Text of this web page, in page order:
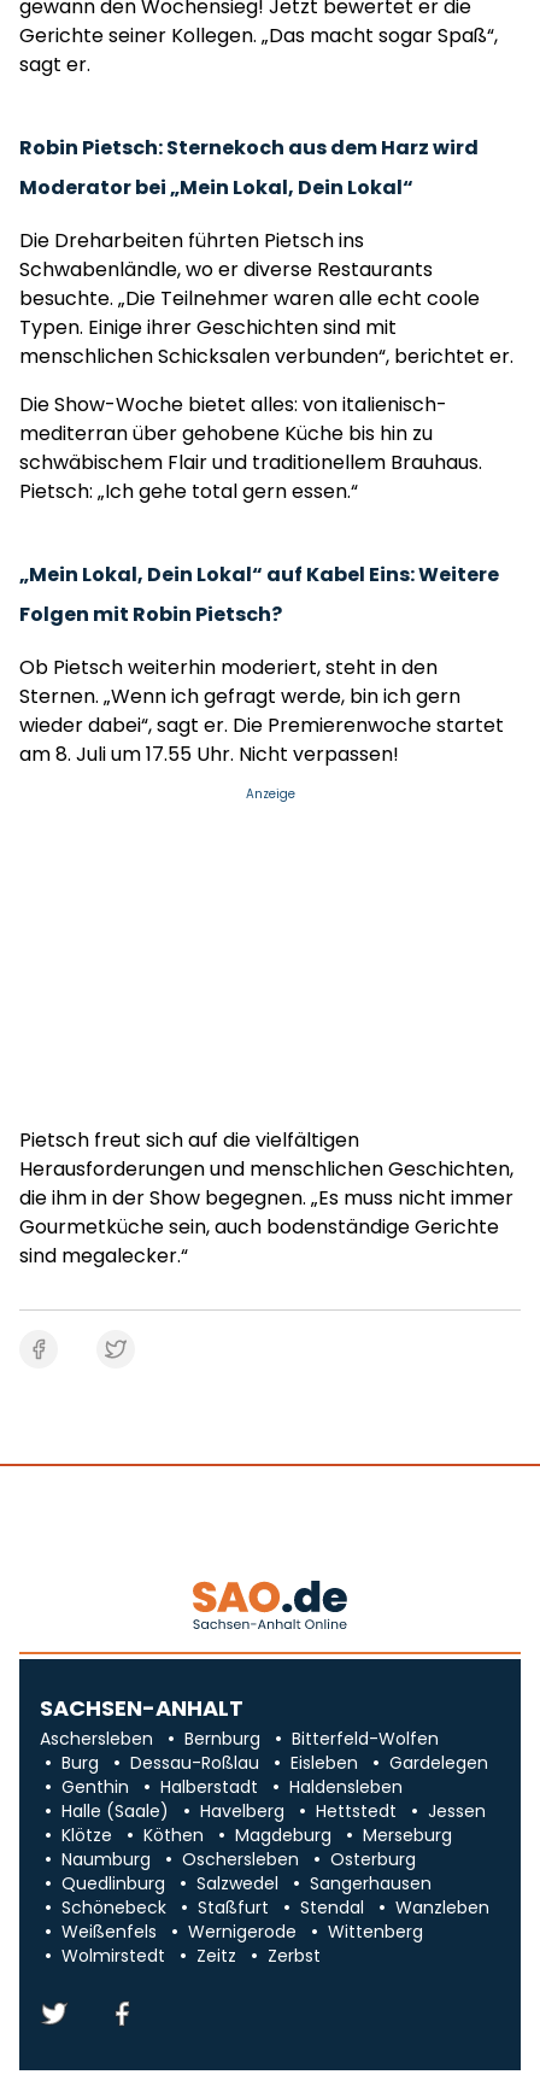
gewann den Wochensieg! Jetzt bewertet er die
Gerichte seiner Kollegen. „Das macht sogar Spaß“,
sagt er.
Robin Pietsch: Sternekoch aus dem Harz wird
Moderator bei „Mein Lokal, Dein Lokal“
Die Dreharbeiten führten Pietsch ins
Schwabenländle, wo er diverse Restaurants
besuchte. „Die Teilnehmer waren alle echt coole
Typen. Einige ihrer Geschichten sind mit
menschlichen Schicksalen verbunden“, berichtet er.
Die Show-Woche bietet alles: von italienisch-
mediterran über gehobene Küche bis hin zu
schwäbischem Flair und traditionellem Brauhaus.
Pietsch: „Ich gehe total gern essen.“
„Mein Lokal, Dein Lokal“ auf Kabel Eins: Weitere
Folgen mit Robin Pietsch?
Ob Pietsch weiterhin moderiert, steht in den
Sternen. „Wenn ich gefragt werde, bin ich gern
wieder dabei“, sagt er. Die Premierenwoche startet
am 8. Juli um 17.55 Uhr. Nicht verpassen!
Anzeige
Pietsch freut sich auf die vielfältigen
Herausforderungen und menschlichen Geschichten,
die ihm in der Show begegnen. „Es muss nicht immer
Gourmetküche sein, auch bodenständige Gerichte
sind megalecker.“
SACHSEN-ANHALT
Aschersleben Bernburg
Bitterfeld-Wolfen
Burg
Dessau-Roßlau Eisleben
Gardelegen
Genthin
Halberstadt
Haldensleben
Halle (Saale)
Havelberg Hettstedt
Jessen
Klötze
Köthen Magdeburg
Merseburg
Naumburg
Oschersleben
Osterburg
Quedlinburg
Salzwedel
Sangerhausen
Schönebeck
Staßfurt Stendal
Wanzleben
Weißenfels
Wernigerode
Wittenberg
Wolmirstedt
Zeitz Zerbst